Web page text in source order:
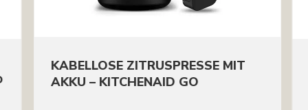
KABELLOSE ZITRUSPRESSE MIT
AKKU – KITCHENAID GO